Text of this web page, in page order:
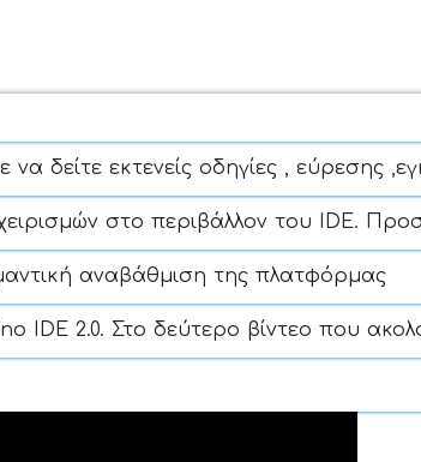
δείτε εκτενείς οδηγίες , εύρεσης
στο περιβάλλον του IDE.
αναβάθμιση της πλατφόρμας
IDE 2.0. Στο δεύτερο βίντεο που